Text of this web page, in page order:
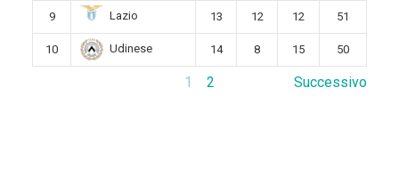
9 Lazio 13 12 12 51
10 Udinese 14 8 15 50
1 2 Successivo